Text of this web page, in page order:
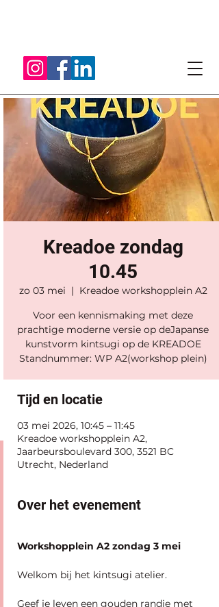
Kreadoe zondag
10.45
zo 03 mei
  |
Kreadoe workshopplein A2
Voor een kennismaking met deze
prachtige moderne versie op deJapanse
kunstvorm kintsugi op de KREADOE
Standnummer: WP A2(workshop plein)
Tijd en locatie
03 mei 2026, 10:45 – 11:45
Kreadoe workshopplein A2,
Jaarbeursboulevard 300, 3521 BC
Utrecht, Nederland
Over het evenement
Workshopplein A2 zondag 3 mei
Welkom bij het kintsugi atelier.
Geef je leven een gouden randje met